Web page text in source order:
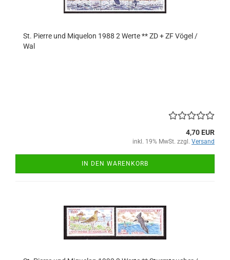
St. Pierre und Miquelon 1988 2 Werte ** ZD + ZF Vögel /
Wal
4,70 EUR
inkl. 19% MwSt. zzgl. Versand
IN DEN WARENKORB